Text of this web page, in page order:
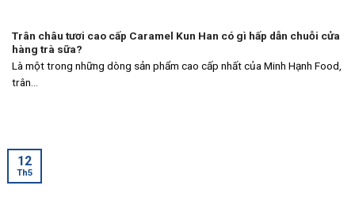
Trân châu tươi cao cấp Caramel Kun Han có gì hấp dẫn chuỗi cửa
hàng trà sữa?
Là một trong những dòng sản phẩm cao cấp nhất của Minh Hạnh Food,
trân...
12
Th5